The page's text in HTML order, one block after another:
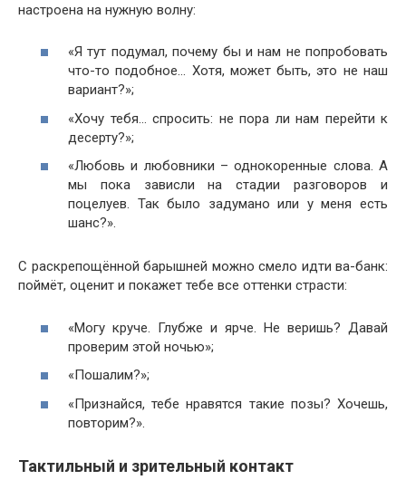
настроена на нужную волну:
«Я тут подумал, почему бы и нам не попробовать
что-то подобное… Хотя, может быть, это не наш
вариант?»;
«Хочу тебя… спросить: не пора ли нам перейти к
десерту?»;
«Любовь и любовники – однокоренные слова. А
мы пока зависли на стадии разговоров и
поцелуев. Так было задумано или у меня есть
шанс?».
С раскрепощённой барышней можно смело идти ва-банк:
поймёт, оценит и покажет тебе все оттенки страсти:
«Могу круче. Глубже и ярче. Не веришь? Давай
проверим этой ночью»;
«Пошалим?»;
«Признайся, тебе нравятся такие позы? Хочешь,
повторим?».
Тактильный и зрительный контакт